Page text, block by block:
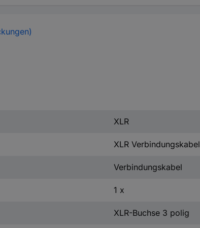
XLR
XLR Verbindungskabel
Verbindungskabel
1 x
XLR-Buchse 3 polig